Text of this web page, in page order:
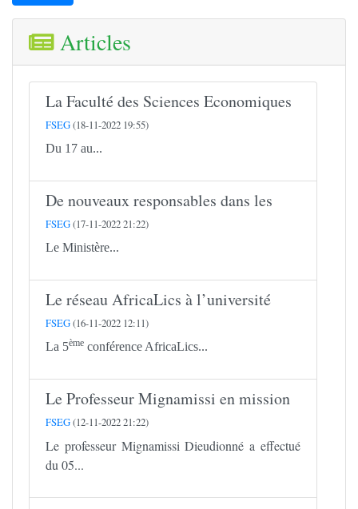
Articles
La Faculté des Sciences Economiques
FSEG(18-11-2022 19:55)
Du 17 au...
De nouveaux responsables dans les
FSEG(17-11-2022 21:22)
Le Ministère...
Le réseau AfricaLics à l’université
FSEG(16-11-2022 12:11)
La 5ème conférence AfricaLics...
Le Professeur Mignamissi en mission
FSEG(12-11-2022 21:22)
Le professeur Mignamissi Dieudionné a effectué
du 05...